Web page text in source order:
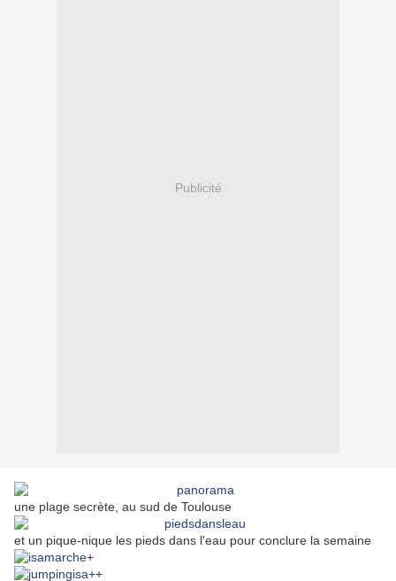
Publicité
une plage secrète, au sud de Toulouse
et un pique-nique les pieds dans l'eau pour conclure la semaine